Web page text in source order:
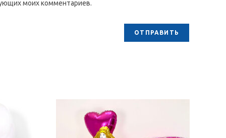
моих комментариев.